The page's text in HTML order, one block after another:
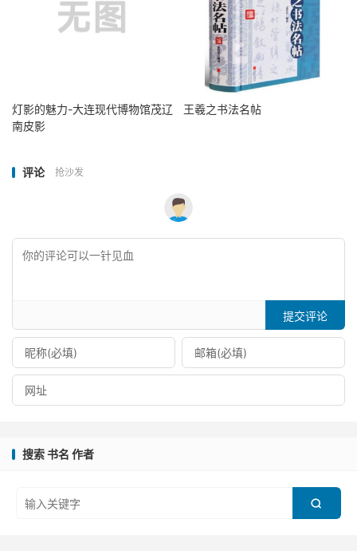
灯影的魅力-大连现代博物馆茂辽
南皮影
王羲之书法名帖
评论 抢沙发
提交评论
搜索 书名 作者
